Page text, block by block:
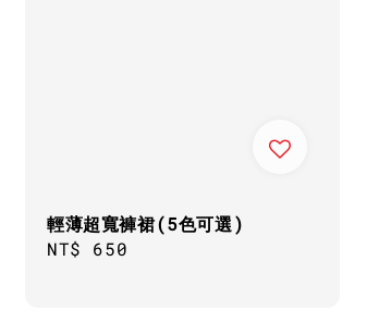
輕薄超寬褲裙(5色可選)
Regular
NT$ 650